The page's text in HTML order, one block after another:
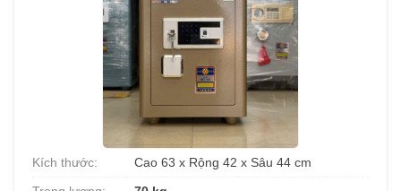
Kích thước:
Cao 63 x Rộng 42 x Sâu 44 cm